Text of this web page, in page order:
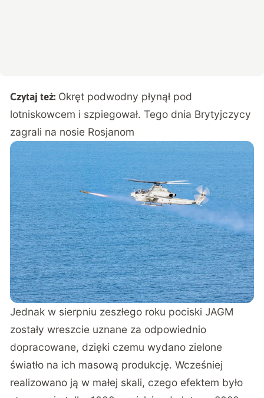
Czytaj też: Okręt podwodny płynął pod
lotniskowcem i szpiegował. Tego dnia Brytyjczycy
zagrali na nosie Rosjanom
Jednak w sierpniu zeszłego roku pociski JAGM
zostały wreszcie uznane za odpowiednio
dopracowane, dzięki czemu wydano zielone
światło na ich masową produkcję. Wcześniej
realizowano ją w małej skali, czego efektem było